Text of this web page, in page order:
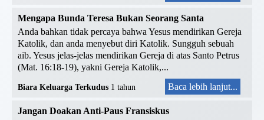
Mengapa Bunda Teresa Bukan Seorang Santa
Anda bahkan tidak percaya bahwa Yesus mendirikan Gereja
Katolik, dan anda menyebut diri Katolik. Sungguh sebuah
aib. Yesus jelas-jelas mendirikan Gereja di atas Santo Petrus
(Mat. 16:18-19), yakni Gereja Katolik,...
Biara Keluarga Terkudus 1 tahun Baca lebih lanjut...
Jangan Doakan Anti-Paus Fransiskus